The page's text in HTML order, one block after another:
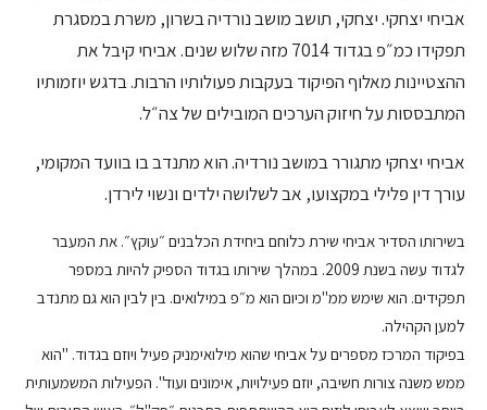
אביחי יצחקי. יצחקי, תושב מושב נורדיה בשרון, משרת במסגרת
תפקידו כמ״פ בגדוד 7014 מזה שלוש שנים. אביחי קיבל את
ההצטיינות מאלוף הפיקוד בעקבות פעולותיו הרבות. בדגש יוזמותיו
המתבססות על חיזוק הערכים המובילים של צה״ל.
אביחי יצחקי מתגורר במושב נורדיה. הוא מתנדב בו בוועד המקומי,
עורך דין פלילי במקצועו, אב לשלושה ילדים ונשוי לירדן.
בשירותו הסדיר אביחי שירת כלוחם ביחידת הכלבנים ״עוקץ״. את המעבר
לגדוד עשה בשנת 2009. במהלך שירותו בגדוד הספיק להיות במספר
תפקידים. הוא שימש ממ"מ וכיום הוא מ״פ במילואים. בין לבין הוא גם מתנדב
למען הקהילה.
בפיקוד המרכז מספרים על אביחי שהוא מילואימניק פעיל ויוזם בגדוד. "הוא
ממש משנה צורות חשיבה, יוזם פעילויות, אימונים ועוד". הפעילות המשמעותית